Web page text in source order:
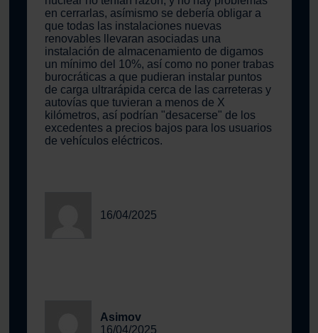
en cerrarlas, asímismo se debería obligar a
que todas las instalaciones nuevas
renovables llevaran asociadas una
instalación de almacenamiento de digamos
un mínimo del 10%, así como no poner trabas
burocráticas a que pudieran instalar puntos
de carga ultrarápida cerca de las carreteras y
autovías que tuvieran a menos de X
kilómetros, así podrían "desacerse" de los
excedentes a precios bajos para los usuarios
de vehículos eléctricos.
16/04/2025
Asimov
16/04/2025